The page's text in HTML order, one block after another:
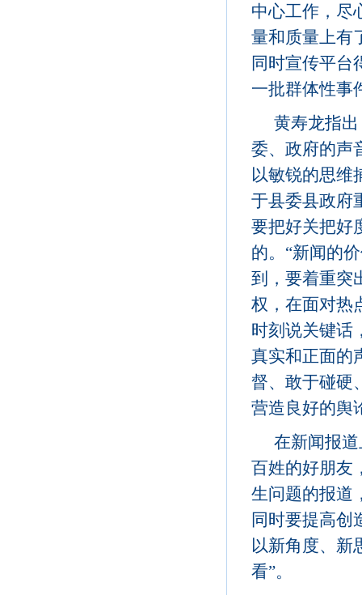
中心工作，尽
量和质量上有
同时宣传平台
一批群体性事
黄寿龙指
委、政府的声
以敏锐的思维
于县委县政府
要把好关把好
的。“新闻的
到，要着重突
权，在面对热
时刻说关键话
真实和正面的
督、敢于碰硬
营造良好的舆
在新闻报
百姓的好朋友
生问题的报道
同时要提高创
以新角度、新
看”。